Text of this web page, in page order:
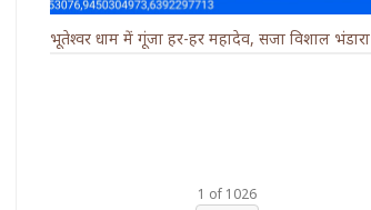
भूतेश्वर धाम में गूंजा हर-हर महादेव, सजा विशाल भंडारा
1 of 1026